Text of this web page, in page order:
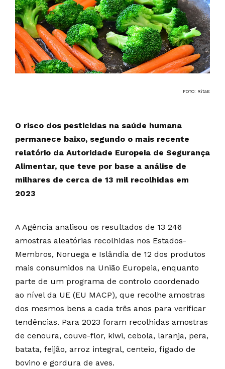
FOTO: RitaE
O risco dos pesticidas na saúde humana
permanece baixo, segundo o mais recente
relatório da Autoridade Europeia de Segurança
Alimentar, que teve por base a análise de
milhares de cerca de 13 mil recolhidas em
2023
A Agência analisou os resultados de 13 246
amostras aleatórias recolhidas nos Estados-
Membros, Noruega e Islândia de 12 dos produtos
mais consumidos na União Europeia, enquanto
parte de um programa de controlo coordenado
ao nível da UE (EU MACP), que recolhe amostras
dos mesmos bens a cada três anos para verificar
tendências. Para 2023 foram recolhidas amostras
de cenoura, couve-flor, kiwi, cebola, laranja, pera,
batata, feijão, arroz integral, centeio, fígado de
bovino e gordura de aves.